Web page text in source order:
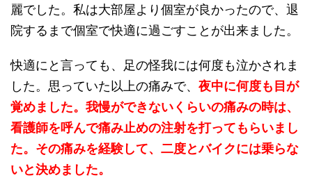
麗でした。私は大部屋より個室が良かったので、退
院するまで個室で快適に過ごすことが出来ました。
快適にと言っても、足の怪我には何度も泣かされま
した。思っていた以上の痛みで、 夜中に何度も目が
覚めました。我慢ができないくらいの痛みの時は、
看護師を呼んで痛み止めの注射を打ってもらいまし
た。その痛みを経験して、二度とバイクには乗らな
いと決めました。